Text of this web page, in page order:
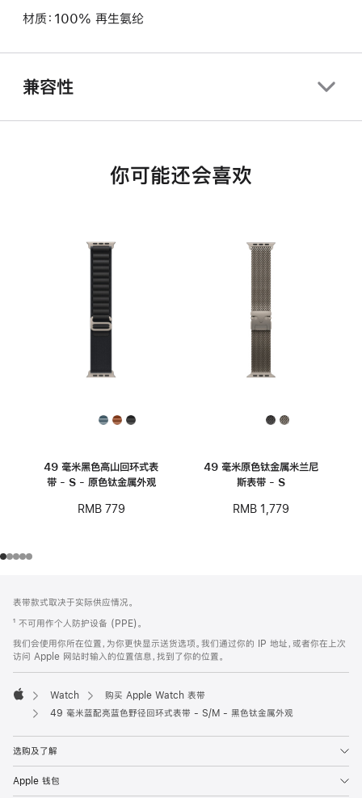
材质：100% 再生氨纶
兼容性
你可能还会喜欢
49 毫米黑色高山回环式表
带 - S - 原色钛金属外观
RMB 779
49 毫米原色钛金属米兰尼
斯表带 - S
RMB 1,779
页
页
脚
注
表带款式取决于实际供应情况。
¹ 不可用作个人防护设备 (PPE)。
我们会使用你所在位置，为你更快显示送货选项。我们通过你的 IP 地址，或者你在上次
访问 Apple 网站时输入的位置信息，找到了你的位置。
Apple
Watch
购买 Apple Watch 表带
49 毫米蓝配亮蓝色野径回环式表带 - S/M - 黑色钛金属外观
选购及了解
Apple 钱包